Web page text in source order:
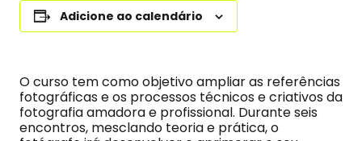
Adicione ao calendário
O curso tem como objetivo ampliar as referências
fotográficas e os processos técnicos e criativos da
fotografia amadora e profissional. Durante seis
encontros, mesclando teoria e prática, o